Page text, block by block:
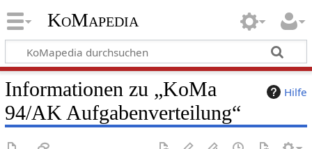
KoMapedia
Hilfe
Informationen zu „KoMa
94/AK Aufgabenverteilung“